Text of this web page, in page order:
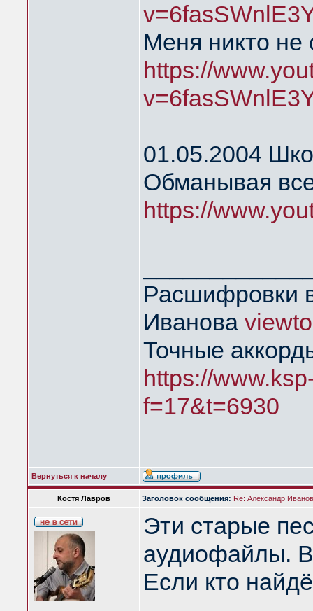
Меня никто
https://
01.05.2004
Обманывая
https://
Расшифровки
Иванова
Точные
https://
f=17&t=6930
Вернуться к началу
Костя Лавров Заголовок сообщения: Re: Александр
Эти старые
аудиофайлы.
Если кто